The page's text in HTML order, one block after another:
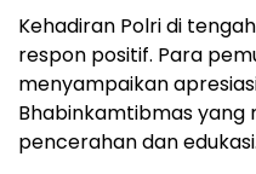
Kehadiran Polri di
respon positif. Para
menyampaikan
Bhabinkamtibmas yang
pencerahan dan edukasi.